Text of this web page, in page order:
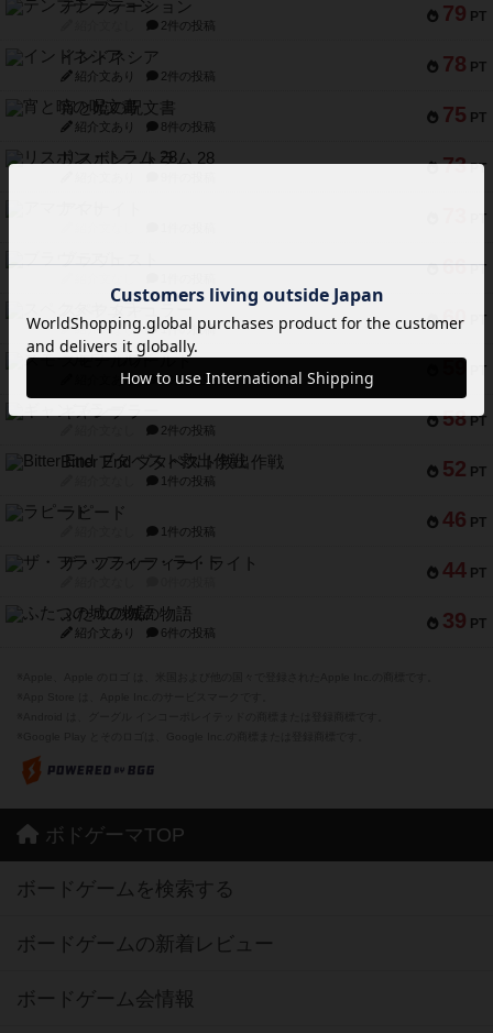
79 PT
テンプテーション
2件の投稿
78 PT
インドネシア
紹介文あり 2件の投稿
75 PT
宵と暁の呪文書
紹介文あり 8件の投稿
73 PT
リスボン・トラム 28
PT
66 PT
60 PT
紹介文なし 1件の投稿
59 PT
スモールワールド
紹介文あり 13件の投稿
58 PT
2件の投稿
52 PT
Bitter End ブタペスト救出作戦
1件の投稿
46 PT
ラピード
1件の投稿
44 PT
ザ・フラッフィー・ライト
39 PT
ふたつの城の物語
紹介文あり 6件の投稿
ボドゲーマTOP
ボードゲームを検索する
ボードゲームの新着レビュー
ボードゲーム会情報